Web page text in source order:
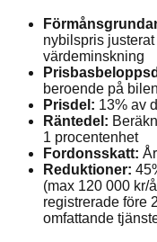
nybilspris
värdeminskning
beroende på
Prisdel: 13% av
Räntedel:
1 procentenhet
Fordonsskatt:
Reduktioner:
(max 120 000 kr/
registrerade före
omfattande